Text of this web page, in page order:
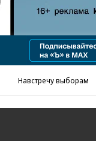
Навстречу выборам